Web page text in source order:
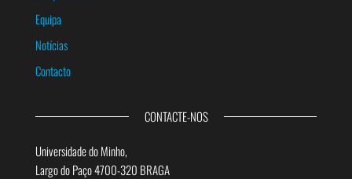
Equipa
Notícias
Contacto
CONTACTE-NOS
Universidade do Minho,
Largo do Paço 4700-320 BRAGA